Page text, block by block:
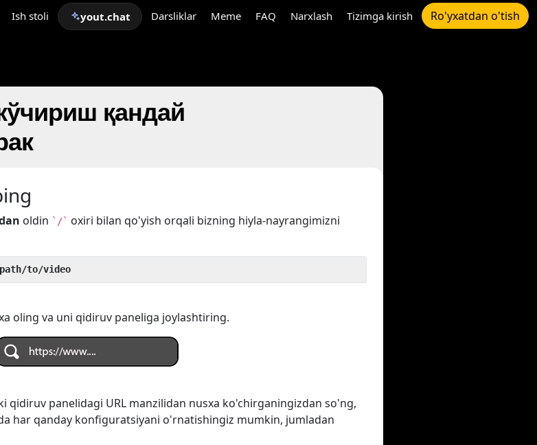
Ish stoli yout.chat Darsliklar Meme FAQ Narxlash Tizimga kirish Ro'yxatdan o'tish
қандай
oldin `/` oxiri bilan qo'yish orqali bizning hiyla-nayrangimizni
path/to/video
oling va uni qidiruv paneliga joylashtiring.
qidiruv panelidagi URL manzilidan nusxa ko'chirganingizdan so'ng,
har qanday konfiguratsiyani o'rnatishingiz mumkin, jumladan